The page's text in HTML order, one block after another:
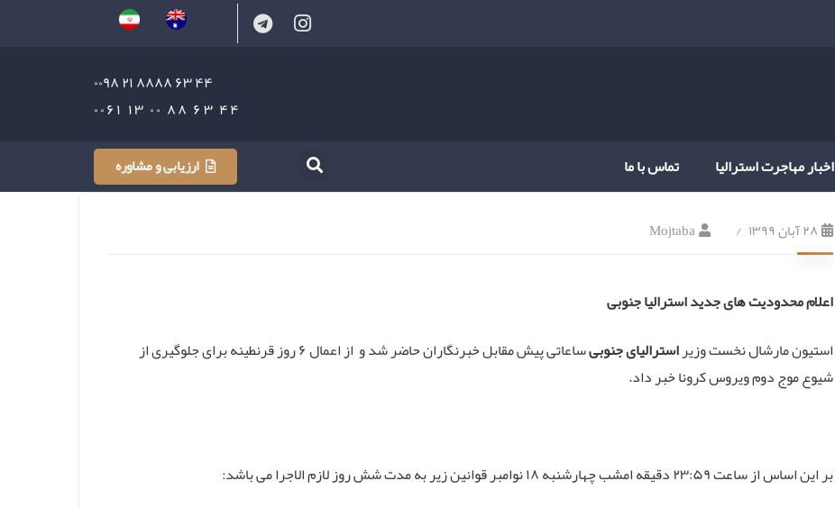
۴۴ ۶۳ ۸۸۸۸ ۲۱ ۰۰۹۸
۴۴ ۶۳ ۸۸ ۰۰ ۱۳ ۰۰۶۱
اخبار مهاجرت استرالیا تماس با ما ارزیابی و مشاوره
۲۸ آبان ۱۳۹۹ Mojtaba
اعلام محدودیت های جدید استرالیا جنوبی
استیون مارشال نخست وزیراسترالیای جنوبی
ساعاتی پیش مقابل خبرنگاران حاضر شد و از اعمال ۶ روز قرنطینه برای جلوگیری از
شیوع موج دوم ویروس کرونا خبر داد.
بر این اساس از ساعت ۲۳:۵۹ دقیقه امشب چهارشنبه ۱۸ نوامبر قوانین زیر به مدت شش روز لازم الاجرا می باشد: